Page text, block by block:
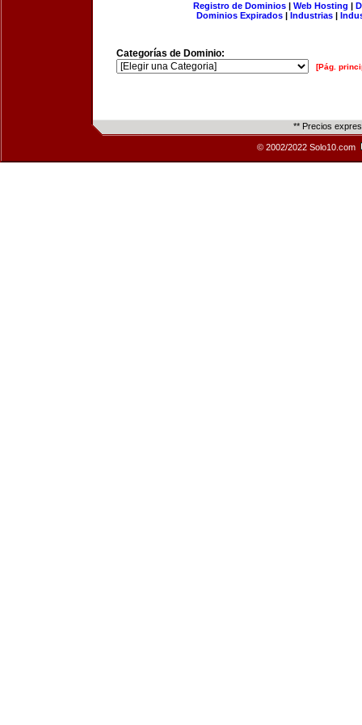
Registro de Dominios| Web Hosting |
Dominios Expirados | Industrias |
Categorías de Dominio:
[Pág.
** Precios
© 2002/2022 Solo10.com